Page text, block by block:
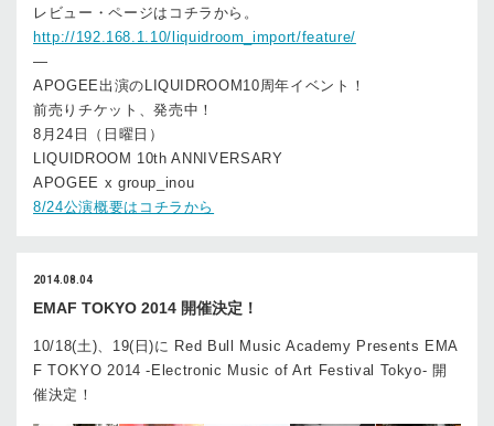
レビュー・ページはコチラから。
http://192.168.1.10/liquidroom_import/feature/
—
APOGEE出演のLIQUIDROOM10周年イベント！
前売りチケット、発売中！
8月24日（日曜日）
LIQUIDROOM 10th ANNIVERSARY
APOGEE x group_inou
8/24公演概要はコチラから
2014.08.04
EMAF TOKYO 2014 開催決定！
10/18(土)、19(日)に Red Bull Music Academy Presents EMA
F TOKYO 2014 -Electronic Music of Art Festival Tokyo- 開
催決定！